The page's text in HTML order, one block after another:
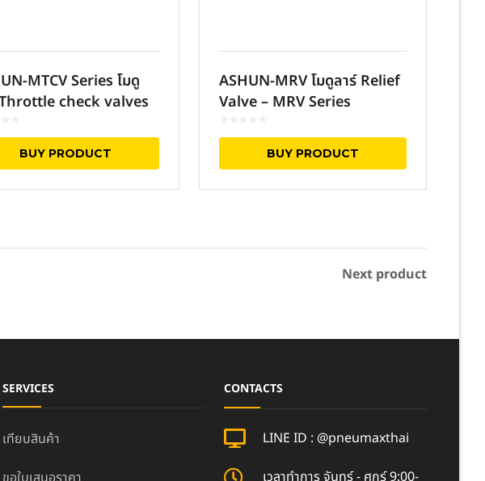
MTCV Series โมดู
check valves
BUY PRODUCT
ASHUN-MRV โมดูลาร์ Relief
Valve – MRV Series
BUY PRODUCT
Next product
SERVICES
เทียบสินค้า
CONTACTS
LINE ID : @pneumaxthai
เวลาทำการ จันทร์ - ศุกร์ 9:00-